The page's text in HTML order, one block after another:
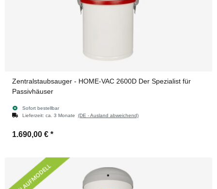
Zentralstaubsauger - HOME-VAC 2600D Der Spezialist für
Passivhäuser
Sofort bestellbar
Lieferzeit: ca. 3 Monate (DE - Ausland abweichend)
1.690,00 € *